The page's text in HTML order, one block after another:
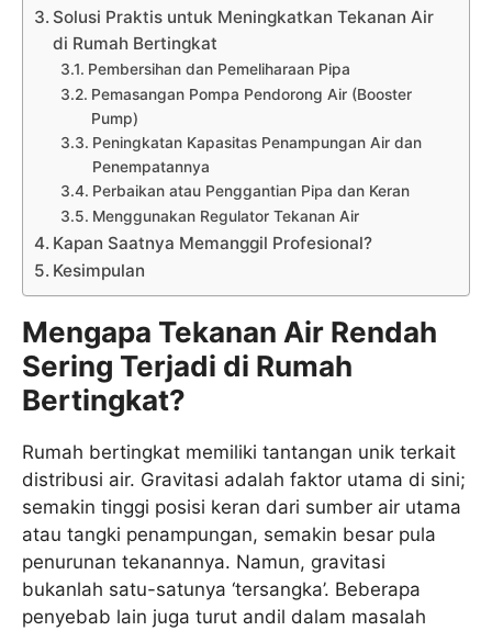
Solusi Praktis untuk Meningkatkan Tekanan Air
di Rumah Bertingkat
Pembersihan dan Pemeliharaan Pipa
Pemasangan Pompa Pendorong Air (Booster
Pump)
Peningkatan Kapasitas Penampungan Air dan
Penempatannya
Perbaikan atau Penggantian Pipa dan Keran
Menggunakan Regulator Tekanan Air
Kapan Saatnya Memanggil Profesional?
Kesimpulan
Mengapa Tekanan Air Rendah
Sering Terjadi di Rumah
Bertingkat?
Rumah bertingkat memiliki tantangan unik terkait
distribusi air. Gravitasi adalah faktor utama di sini;
semakin tinggi posisi keran dari sumber air utama
atau tangki penampungan, semakin besar pula
penurunan tekanannya. Namun, gravitasi
bukanlah satu-satunya ‘tersangka’. Beberapa
penyebab lain juga turut andil dalam masalah